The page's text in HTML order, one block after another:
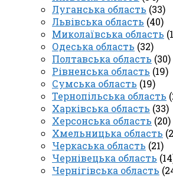
Луганська область (33)
Львівська область (40)
Миколаївська область
Одеська область (32)
Полтавська область (30)
Рівненська область (19)
Сумська область (19)
Тернопільська область
Харківська область (33)
Херсонська область (20)
Хмельницька область
Черкаська область (21)
Чернівецька область
Чернігівська область